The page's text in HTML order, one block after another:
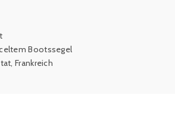
Bootssegel
Frankreich